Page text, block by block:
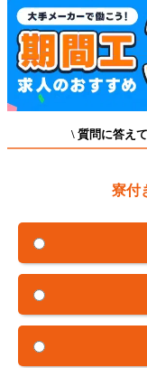
\ 質問に答えて
寮付